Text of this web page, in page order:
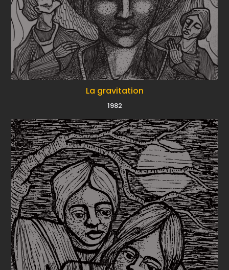
La gravitation
1982